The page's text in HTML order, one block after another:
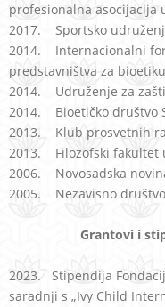
profesionalna asocijacija
2017. Sportsko
2014. Internacionalni
predstavništva za bioetiku
2014. Udruženje za
2014. Bioetičko društvo
2013. Klub prosvetnih
2013. Filozofski fakultet
2006. Novosadska
2005. Nezavisno
Grantovi i
2023.
Stipendija
saradnji s „Ivy Child